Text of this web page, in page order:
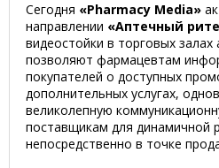
Сегодня «Pharmacy Media»
направлении «Аптечный
видеостойки в торговых залах
позволяют фармацевтам
покупателей о доступных
дополнительных услугах,
великолепную
поставщикам для динамичной
непосредственно в точке